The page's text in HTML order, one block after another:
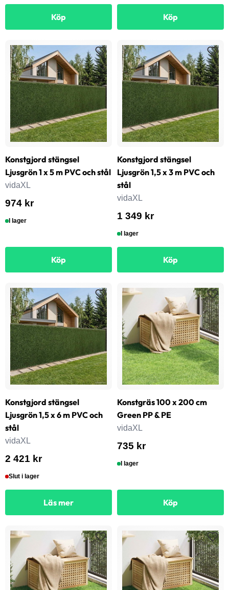
Köp Köp
Konstgjord stängsel
Ljusgrön 1 x 5 m PVC och stål
vidaXL
974 kr
I lager
Köp
Konstgjord stängsel
Ljusgrön 1,5 x 3 m PVC och
stål
vidaXL
1 349 kr
I lager
Köp
Konstgjord stängsel
Ljusgrön 1,5 x 6 m PVC och
stål
vidaXL
2 421 kr
Slut i lager
Läs mer
Konstgräs 100 x 200 cm
Green PP & PE
vidaXL
735 kr
I lager
Köp